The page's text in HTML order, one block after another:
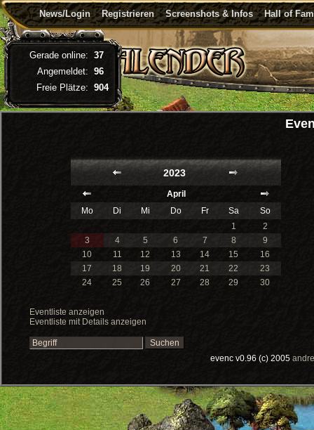
News/Login Registrieren Screenshots & Infos Hall of
2023
April
Mo
Di Mi Do Fr Sa
So
1
2
3
4 5 6 7 8
9
10
11 12 13 14 15
16
17
18 19 20 21 22
23
24
25 26 27 28 29 30
Eventliste anzeigen
Eventliste mit Details anzeigen
evenc v0.96 (c) 2005
Gerade online: 37
Angemeldet: 96
Freie Plätze: 904